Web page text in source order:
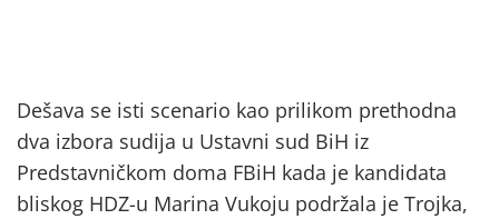
Dešava se isti scenario kao prilikom prethodna
dva izbora sudija u Ustavni sud BiH iz
Predstavničkom doma FBiH kada je kandidata
bliskog HDZ-u Marina Vukoju podržala je Trojka,